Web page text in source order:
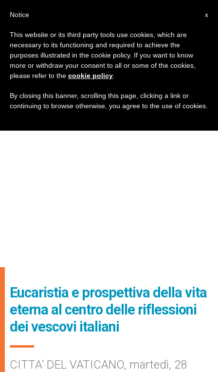
Eucaristia e prospettiva della vita
eterna al centro delle riflessioni
dei vescovi italiani
CITTA’ DEL VATICANO, martedì, 28
x
Notice
This website or its third party tools use cookies, which are
necessary to its functioning and required to achieve the
purposes illustrated in the cookie policy. If you want to know
more or withdraw your consent to all or some of the cookies,
please refer to the cookie policy
By closing this banner, scrolling this page, clicking a link or
continuing to browse otherwise, you agree to the use of cookies.